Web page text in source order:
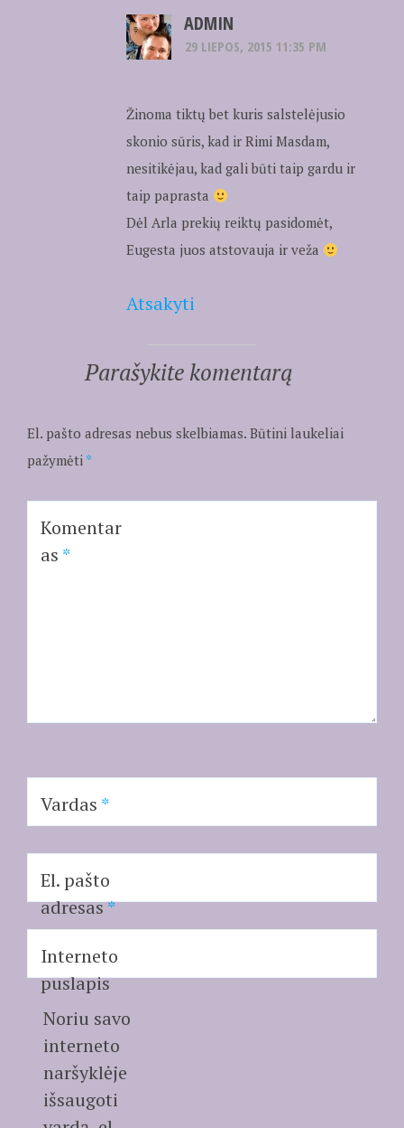
ADMIN
29 LIEPOS, 2015 11:35 PM
Žinoma tiktų bet kuris salstelėjusio
skonio sūris, kad ir Rimi Masdam,
nesitikėjau, kad gali būti taip gardu ir
taip paprasta
Dėl Arla prekių reiktų pasidomėt,
Eugesta juos atstovauja ir veža
Atsakyti
Parašykite komentarą
El. pašto adresas nebus skelbiamas. Būtini laukeliai
pažymėti *
Komentar
as *
Vardas *
El. pašto
adresas*
Interneto
puslapis
Noriu savo
interneto
naršyklėje
išsaugoti